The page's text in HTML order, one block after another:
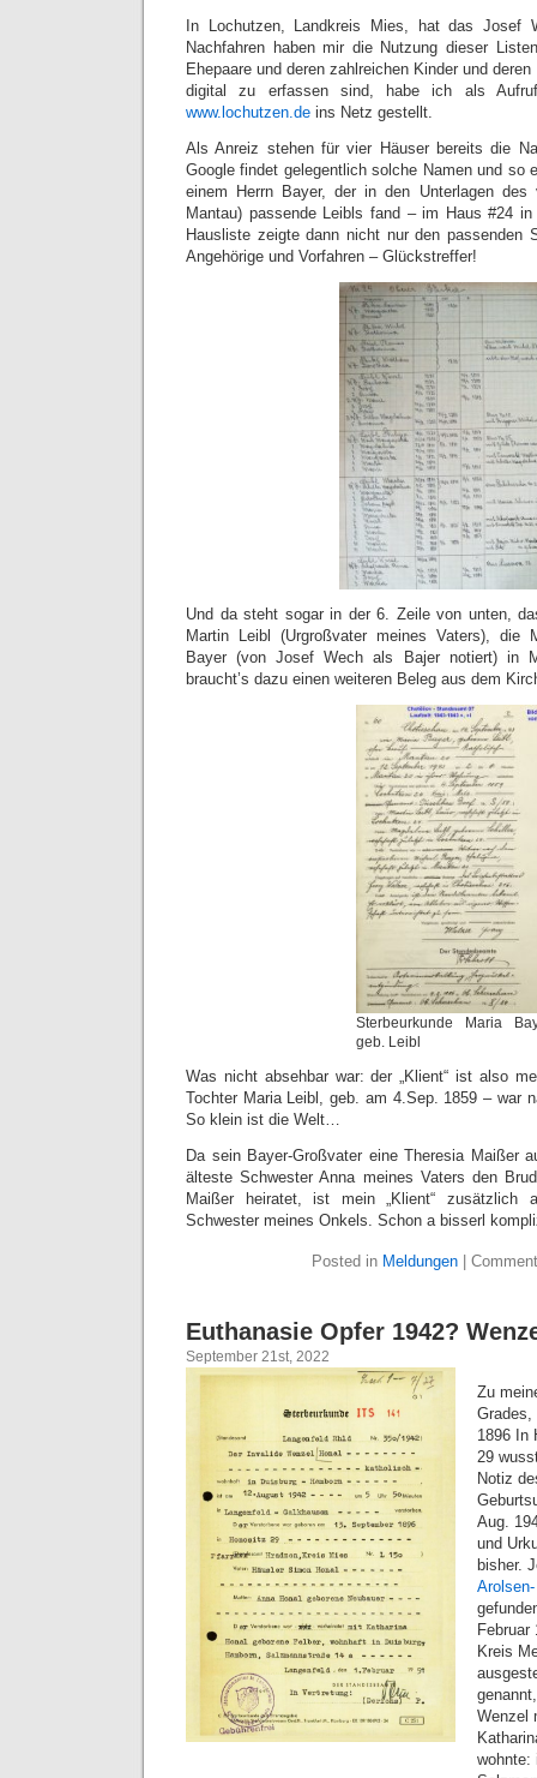
In Lochutzen, Landkreis Mies, hat das Josef
Nachfahren haben mir die Nutzung dieser
Ehepaare und deren zahlreichen Kinder und
digital zu erfassen sind, habe ich als
www.lochutzen.de ins Netz gestellt.
Als Anreiz stehen für vier Häuser bereits die
Google findet gelegentlich solche Namen und so
einem Herrn Bayer, der in den Unterlagen des
Mantau) passende Leibls fand – im Haus #24
Hausliste zeigte dann nicht nur den passenden
Angehörige und Vorfahren – Glückstreffer!
Und da steht sogar in der 6. Zeile von unten,
Martin Leibl (Urgroßvater meines Vaters), die
Bayer (von Josef Wech als Bajer notiert) in
braucht’s dazu einen weiteren Beleg aus dem
Sterbeurkunde Maria
geb. Leibl
Was nicht absehbar war: der „Klient“ ist also
Tochter Maria Leibl, geb. am 4.Sep. 1859 – war
So klein ist die Welt…
Da sein Bayer-Großvater eine Theresia Maißer
älteste Schwester Anna meines Vaters den
Maißer heiratet, ist mein „Klient“ zusätzlich
Schwester meines Onkels. Schon a bisserl
Posted in Meldungen
Euthanasie Opfer 1942?
September 21st, 2022
Zu
Grades,
1896 In
29
Notiz
Aug.
und
bisher.
Februar
Kreis
Wenzel
wohnte: